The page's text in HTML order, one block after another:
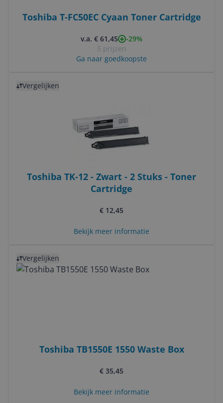
Toshiba T-FC50EC Cyaan Toner Cartridge
v.a. € 61,45
-29%
5 prijzen
Ga naar goedkoopste
Vergelijken
Toshiba TK-12 - Zwart - 2 Stuks - Toner
Cartridge
€ 12,45
Bekijk meer informatie
Vergelijken
Toshiba TB1550E 1550 Waste Box
€ 35,45
Bekijk meer informatie